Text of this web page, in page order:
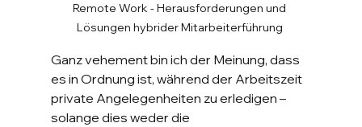
Remote Work - Herausforderungen und
Lösungen hybrider Mitarbeiterführung
Ganz vehement bin ich der Meinung, dass
es in Ordnung ist, während der Arbeitszeit
private Angelegenheiten zu erledigen –
solange dies weder die